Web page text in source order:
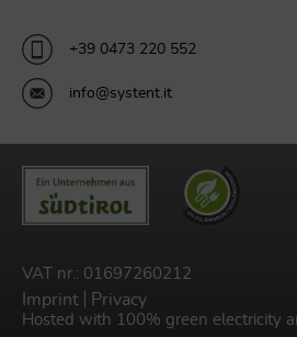
+39 0473 220 552
info@systent.it
VAT nr.: 01697260212
Imprint Privacy
Hosted with 100% green electricity